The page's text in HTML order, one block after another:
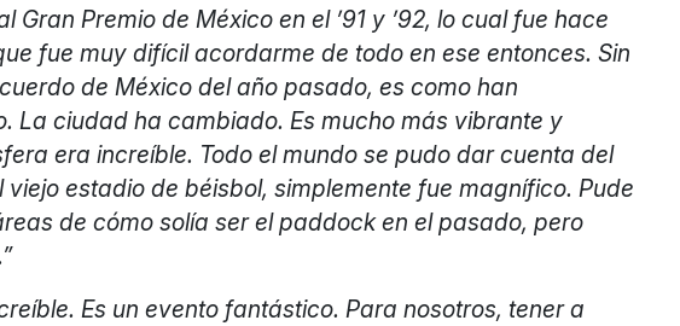
Gran Premio de México en el ’91 y ’92, lo cual fue hace
fue muy difícil acordarme de todo en ese entonces. Sin
de México del año pasado, es como han
La ciudad ha cambiado. Es mucho más vibrante y
era increíble. Todo el mundo se pudo dar cuenta del
viejo estadio de béisbol, simplemente fue magnífico. Pude
de cómo solía ser el paddock en el pasado, pero
Es un evento fantástico. Para nosotros, tener a